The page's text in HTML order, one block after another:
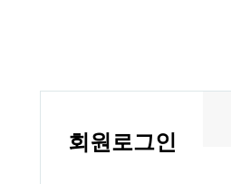
회원 로그인